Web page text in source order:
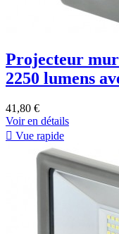
Projecteur
2250 lumens
41,80 €
Voir en détails
 Vue rapide